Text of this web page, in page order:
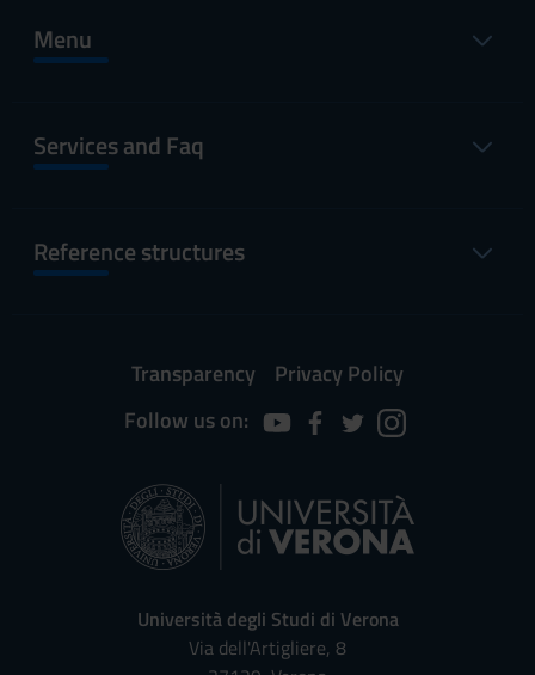
Menu
Services and Faq
Reference structures
Transparency
Privacy Policy
Follow us on:
Università degli Studi di Verona
Via dell'Artigliere, 8